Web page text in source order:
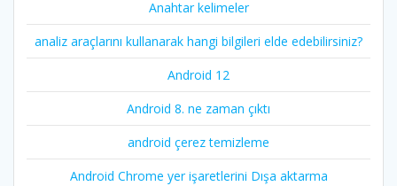
Anahtar kelimeler
analiz araçlarını kullanarak hangi bilgileri elde edebilirsiniz?
Android 12
Android 8. ne zaman çıktı
android çerez temizleme
Android Chrome yer işaretlerini Dışa aktarma